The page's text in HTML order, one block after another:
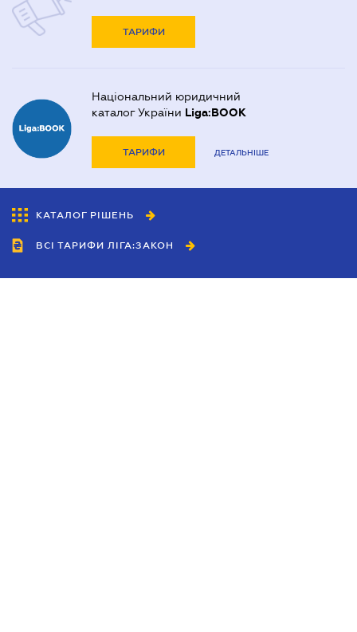
ТАРИФИ
Національний юридичний
каталог України Liga:BOOK
ТАРИФИ ДЕТАЛЬНІШЕ
КАТАЛОГ РІШЕНЬ
ВСІ ТАРИФИ ЛІГА:ЗАКОН